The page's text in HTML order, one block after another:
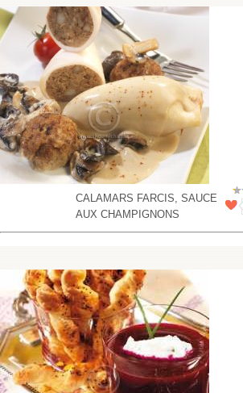
CALAMARS FARCIS, SAUCE
AUX CHAMPIGNONS